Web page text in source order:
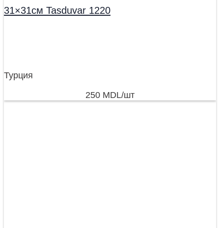
31×31см Tasduvar 1220
Турция
250 MDL/шт